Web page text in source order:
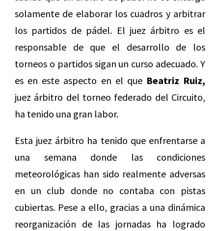
solamente de elaborar los cuadros y arbitrar
los partidos de pádel. El juez árbitro es el
responsable de que el desarrollo de los
torneos o partidos sigan un curso adecuado. Y
es en este aspecto en el que Beatriz Ruiz,
juez árbitro del torneo federado del Circuito,
ha tenido una gran labor.
Esta juez árbitro ha tenido que enfrentarse a
una semana donde las condiciones
meteorológicas han sido realmente adversas
en un club donde no contaba con pistas
cubiertas. Pese a ello, gracias a una dinámica
reorganización de las jornadas ha logrado